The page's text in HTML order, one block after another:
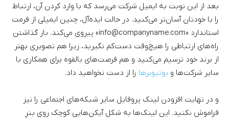
بعد از این نوبت به ایمیل شرکت می‌رسد که با وارد کردن آن، ارتباط
را با خودتان آسان‌تر می‌کنید. در حالت ایده‌آل، چنین ایمیلی از فرمت
استاندارد «info@companyname.com» پیروی می‌کند. باز گذاشتن
راه‌های ارتباطی را هیچ‌وقت دست‌کم نگیرید، زیرا هم تصویری بهتر
از برند خود ترسیم می‌کنید و هم فرصت‌های بالقوه برای همکاری با
سایر شرکت‌ها و یوتیوبرها را از دست نخواهید داد.
و در نهایت افزودن لینک پروفایل سایر شبکه‌های اجتماعی را نیز
فراموش نکنید. این لینک‌ها به شکل آیکن‌هایی کوچک روی بنرِ